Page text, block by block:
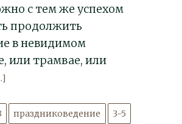
с тем же успехом
продолжить
в невидимом
или трамвае, или
праздниковедение 3-5